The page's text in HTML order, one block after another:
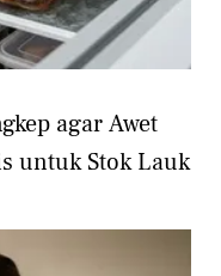
agar Awet
untuk Stok Lauk